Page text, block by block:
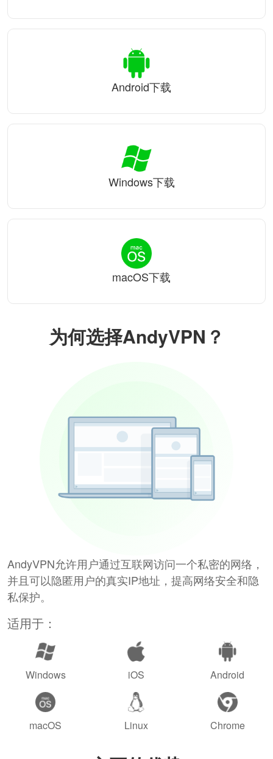
为何选择AndyVPN？
AndyVPN允许用户通过互联网访问一个私密的网络，
并且可以隐匿用户的真实IP地址，提高网络安全和隐
私保护。
适用于：
Windows iOS Android
macOS Linux Chrome
Android下载
Windows下载
macOS下载